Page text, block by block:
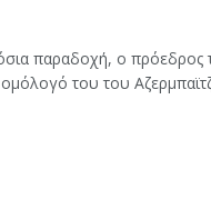
παραδοχή, ο πρόεδρος
του του